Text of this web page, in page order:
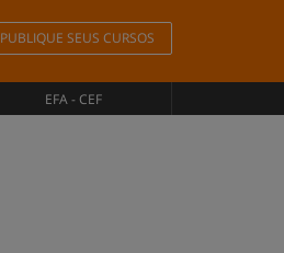
PUBLIQUE SEUS CURSOS
EFA - CEF